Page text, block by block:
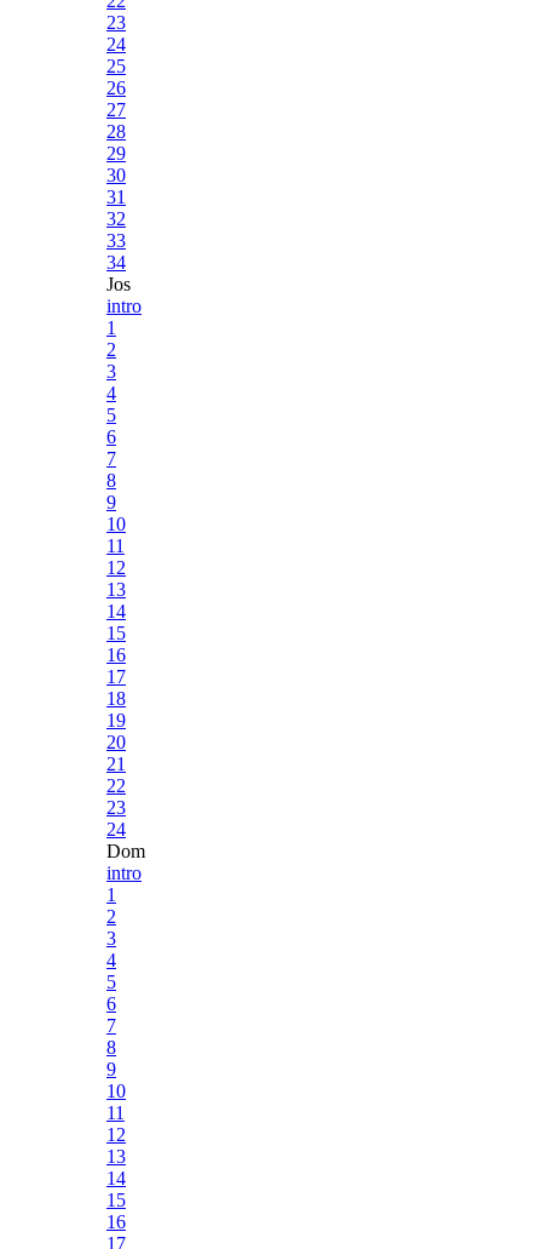
23
24
25
26
27
28
29
30
31
32
33
34
Jos
intro
1
2
3
4
5
6
7
8
9
10
11
12
13
14
15
16
17
18
19
20
21
22
23
24
Dom
intro
1
2
3
4
5
6
7
8
9
10
11
12
13
14
15
16
17